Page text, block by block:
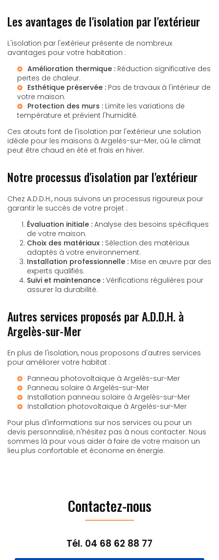
Les avantages de l'isolation par l'extérieur
L'isolation par l'extérieur présente de nombreux
avantages pour votre habitation :
Amélioration thermique : Réduction significative des
pertes de chaleur.
Esthétique préservée : Pas de travaux à l'intérieur de
votre maison.
Protection des murs : Limite les variations de
température et prévient l'humidité.
Ces atouts font de l'isolation par l'extérieur une solution
idéale pour les maisons à Argelès-sur-Mer, où le climat
peut être chaud en été et frais en hiver.
Notre processus d'isolation par l'extérieur
Chez A.D.D.H., nous suivons un processus rigoureux pour
garantir le succès de votre projet :
Évaluation initiale : Analyse des besoins spécifiques
de votre maison.
Choix des matériaux : Sélection des matériaux
adaptés à votre environnement.
Installation professionnelle : Mise en œuvre par des
experts qualifiés.
Suivi et maintenance : Vérifications régulières pour
assurer la durabilité.
Autres services proposés par A.D.D.H. à
Argelès-sur-Mer
En plus de l'isolation, nous proposons d'autres services
pour améliorer votre habitat :
Panneau photovoltaique à Argelès-sur-Mer
Panneau solaire à Argelès-sur-Mer
Installation panneau solaire à Argelès-sur-Mer
Installation photovoltaïque à Argelès-sur-Mer
Pour plus d'informations sur nos services ou pour un
devis personnalisé, n'hésitez pas à nous contacter. Nous
sommes là pour vous aider à faire de votre maison un
lieu plus confortable et économe en énergie.
Contactez-nous
Tél. 04 68 62 88 77